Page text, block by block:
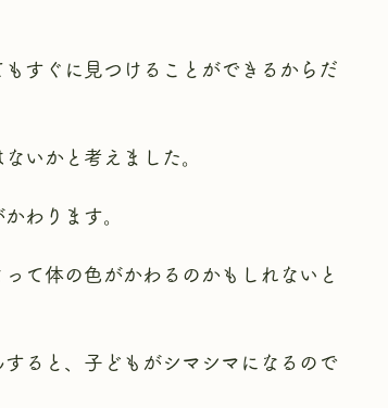
すぐに見つけることができるからだ
いかと考えました。
わります。
て体の色がかわるのかもしれないと
ると、子どもがシマシマになるので